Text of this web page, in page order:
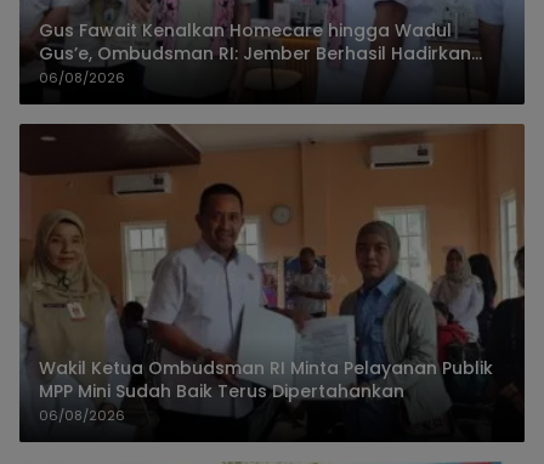
Gus Fawait Kenalkan Homecare hingga Wadul
Gus’e, Ombudsman RI: Jember Berhasil Hadirkan
Layanan Kualitas
06/08/2026
Wakil Ketua Ombudsman RI Minta Pelayanan Publik
MPP Mini Sudah Baik Terus Dipertahankan
06/08/2026